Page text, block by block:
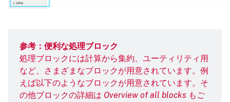
参考：便利な処理ブロック
処理ブロックには計算から集約、ユーティリティ用
など、さまざまなブロックが用意されています。例
えば以下のようなブロックが用意されています。そ
の他ブロックの詳細は Overview of all blocks もご